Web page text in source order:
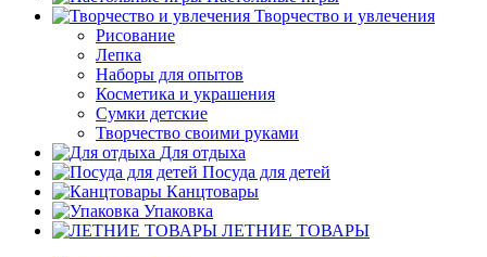
Творчество и увлечения
Рисование
Лепка
Наборы для опытов
Косметика и украшения
Сумки детские
Творчество своими руками
Для отдыха
Посуда для детей
Канцтовары
Упаковка
ЛЕТНИЕ ТОВАРЫ